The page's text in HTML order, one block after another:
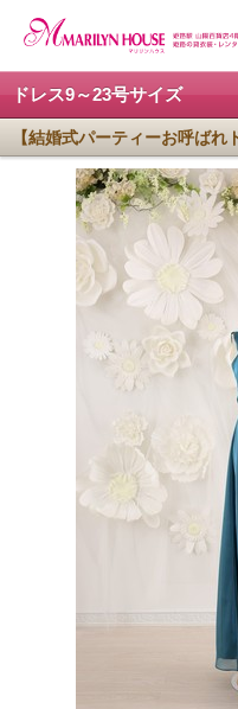
ドレス9～23号サイズ
【結婚式パーティーお呼ば